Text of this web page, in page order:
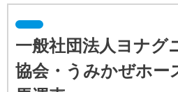
一般社団法人ヨナグ
協会・うみかぜホ